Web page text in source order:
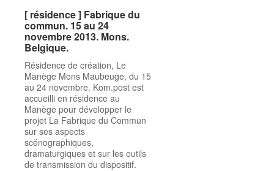
[ résidence ] Fabrique du
commun. 15 au 24
novembre 2013. Mons.
Belgique.
Résidence de création, Le
Manège Mons Maubeuge, du 15
au 24 novembre. Kom.post est
accueilli en résidence au
Manège pour développer le
projet La Fabrique du Commun
sur ses aspects
scénographiques,
dramaturgiques et sur les outils
de transmission du dispositif.
[ résidence ] Fabrique du
commun. 15 au 24
novembre 2013. Mons.
Belgique.